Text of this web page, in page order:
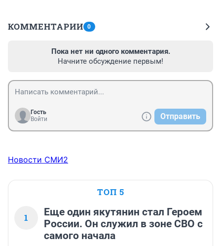
КОММЕНТАРИИ 0
Пока нет ни одного комментария.
Начните обсуждение первым!
Гость
Войти
Отправить
Новости СМИ2
ТОП 5
1
Еще один якутянин стал Героем
России. Он служил в зоне СВО с
самого начала